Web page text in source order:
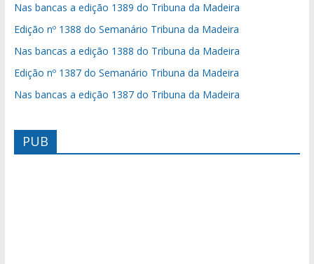
Nas bancas a edição 1389 do Tribuna da Madeira
Edição nº 1388 do Semanário Tribuna da Madeira
Nas bancas a edição 1388 do Tribuna da Madeira
Edição nº 1387 do Semanário Tribuna da Madeira
Nas bancas a edição 1387 do Tribuna da Madeira
PUB